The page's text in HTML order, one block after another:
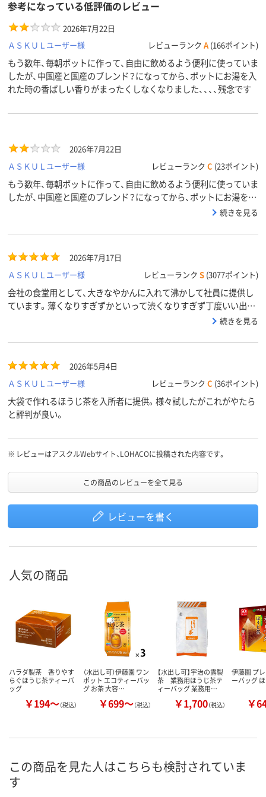
参考になっている低評価のレビュー
2026年7月22日
ＡＳＫＵＬユーザー様
レビューランク A (166ポイント)
もう数年、毎朝ポットに作って、自由に飲めるよう便利に使っていま
したが、中国産と国産のブレンド？になってから、ポットにお湯を入
れた時の香ばしい香りがまったくしなくなりました、、、、残念です
2026年7月22日
ＡＳＫＵＬユーザー様
レビューランク C (23ポイント)
もう数年、毎朝ポットに作って、自由に飲めるよう便利に使っていま
したが、中国産と国産のブレンド？になってから、ポットにお湯を入
れた時の香ばしい香りがまったくしなくなりました、、、、残念です
続きを見る
2026年7月17日
ＡＳＫＵＬユーザー様
レビューランク S (3077ポイント)
会社の食堂用として、大きなやかんに入れて沸かして社員に提供し
ています。薄くなりすぎずかといって渋くなりすぎず丁度いい出具
続きを見る
2026年5月4日
ＡＳＫＵＬユーザー様
レビューランク C (36ポイント)
大袋で作れるほうじ茶を入所者に提供。様々試したがこれがやたら
と評判が良い。
※ レビューはアスクルWebサイト、LOHACOに投稿された内容です。
この商品のレビューを全て見る
レビューを書く
人気の商品
ハラダ製茶 香りやす
らぐほうじ茶ティーバ
ッグ
￥194～（税込）
（水出し可）伊藤園 ワン
ポット エコティーバッ
グ お茶 大容…
￥699～（税込）
【水出し可】宇治の露製
茶 業務用ほうじ茶テ
ィーバッグ 業務用…
￥1,700（税込）
伊藤園 プ
ーバッグ
￥
この商品を見た人はこちらも検討されていま
す